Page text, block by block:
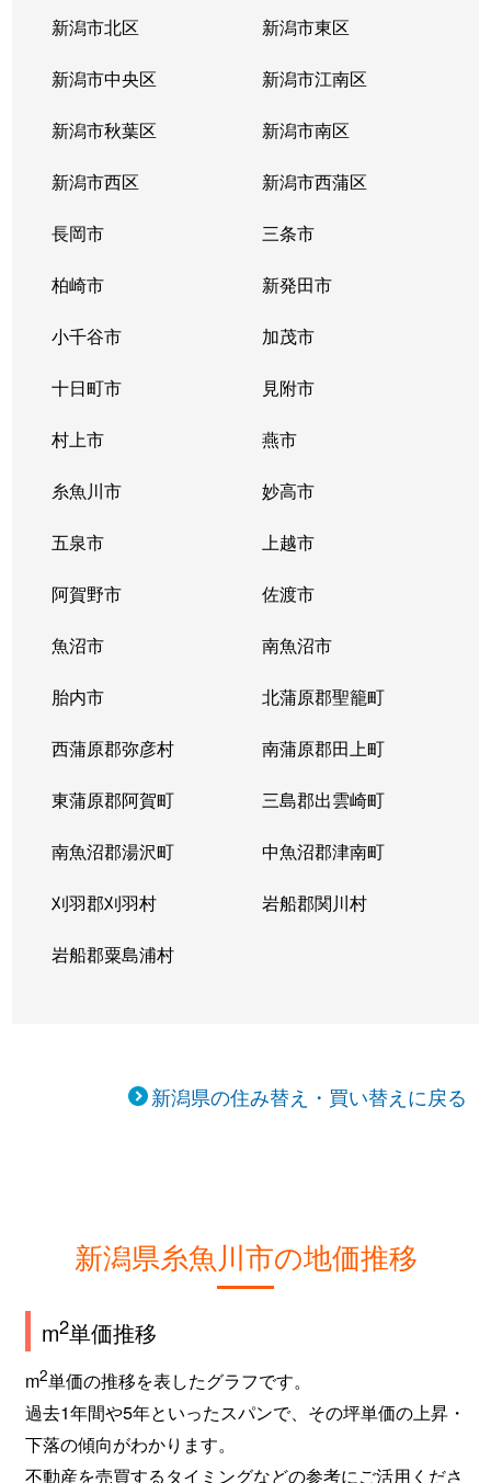
新潟市北区 新潟市東区
新潟市中央区 新潟市江南区
新潟市秋葉区 新潟市南区
新潟市西区 新潟市西蒲区
長岡市 三条市
柏崎市 新発田市
小千谷市 加茂市
十日町市 見附市
村上市 燕市
糸魚川市 妙高市
五泉市 上越市
阿賀野市 佐渡市
魚沼市 南魚沼市
胎内市 北蒲原郡聖籠町
西蒲原郡弥彦村 南蒲原郡田上町
東蒲原郡阿賀町 三島郡出雲崎町
南魚沼郡湯沢町 中魚沼郡津南町
刈羽郡刈羽村 岩船郡関川村
岩船郡粟島浦村
新潟県の住み替え・買い替えに戻る
新潟県糸魚川市の地価推移
m2単価推移
m2単価の推移を表したグラフです。
過去1年間や5年といったスパンで、その坪単価の上昇・
下落の傾向がわかります。
不動産を売買するタイミングなどの参考にご活用くださ